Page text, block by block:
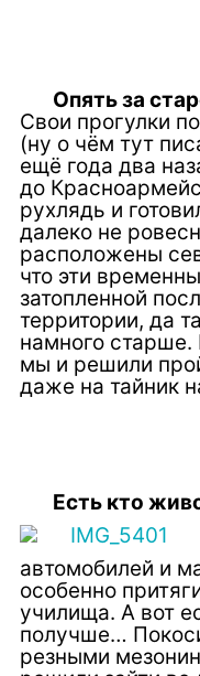
Опять за
Свои прогулки
(ну о чём тут
ещё года два
до
рухлядь и
далеко не
расположены
что эти
затопленной
территории, да
намного
мы и решили
даже на тайник
Есть кто
автомобилей и
особенно
училища. А вот
получше…
резными